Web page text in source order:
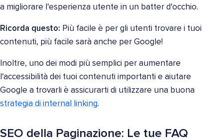
a migliorare l'esperienza utente in un batter d'occhio.
Ricorda questo: Più facile è per gli utenti trovare i tuoi
contenuti, più facile sarà anche per Google!
Inoltre, uno dei modi più semplici per aumentare
l'accessibilità dei tuoi contenuti importanti e aiutare
Google a trovarli è assicurarti di utilizzare una buona
strategia di internal linking.
SEO della Paginazione: Le tue FAQ